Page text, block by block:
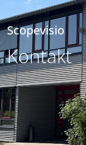
Scopevisio
Kontakt